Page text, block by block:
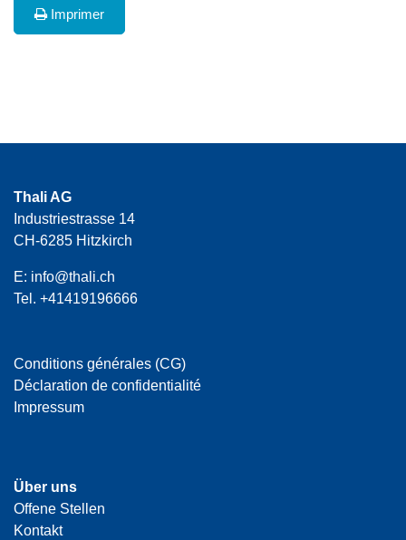
Imprimer
Thali AG
Industriestrasse 14
CH-6285 Hitzkirch
E: info@thali.ch
Tel. +41419196666
Conditions générales (CG)
Déclaration de confidentialité
Impressum
Über uns
Offene Stellen
Kontakt